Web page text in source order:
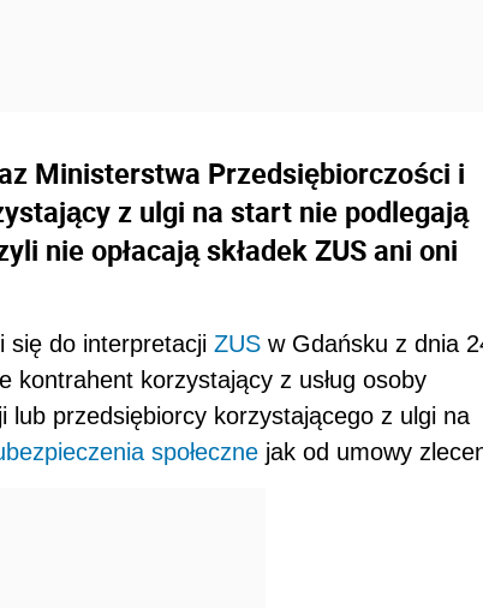
Ministerstwa Przedsiębiorczości i
z ulgi na start nie podlegają
nie opłacają składek ZUS ani oni
się do interpretacji ZUS w Gdańsku z dnia
kontrahent korzystający z usług osoby
lub przedsiębiorcy korzystającego z ulgi na
społeczne jak od umowy